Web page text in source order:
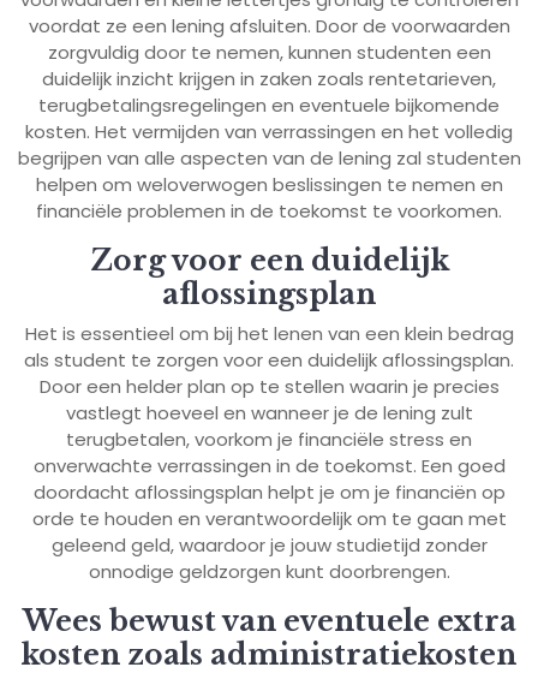
voordat ze een lening afsluiten. Door de voorwaarden
zorgvuldig door te nemen, kunnen studenten een
duidelijk inzicht krijgen in zaken zoals rentetarieven,
terugbetalingsregelingen en eventuele bijkomende
kosten. Het vermijden van verrassingen en het volledig
begrijpen van alle aspecten van de lening zal studenten
helpen om weloverwogen beslissingen te nemen en
financiële problemen in de toekomst te voorkomen.
Zorg voor een duidelijk
aflossingsplan
Het is essentieel om bij het lenen van een klein bedrag
als student te zorgen voor een duidelijk aflossingsplan.
Door een helder plan op te stellen waarin je precies
vastlegt hoeveel en wanneer je de lening zult
terugbetalen, voorkom je financiële stress en
onverwachte verrassingen in de toekomst. Een goed
doordacht aflossingsplan helpt je om je financiën op
orde te houden en verantwoordelijk om te gaan met
geleend geld, waardoor je jouw studietijd zonder
onnodige geldzorgen kunt doorbrengen.
Wees bewust van eventuele extra
kosten zoals administratiekosten